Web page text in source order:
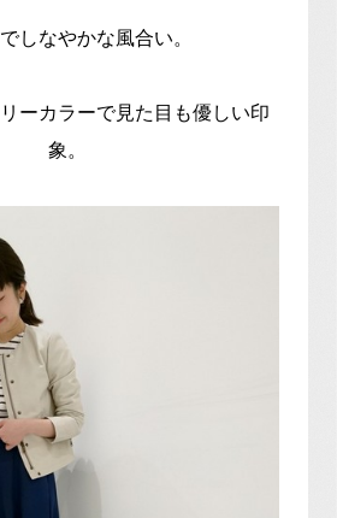
しなやかな風合い。
ーカラーで見た目も優しい印
象。